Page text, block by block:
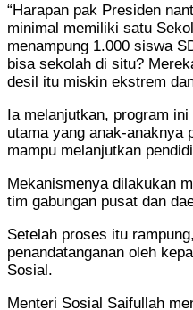
“Harapan pak Presiden
minimal memiliki satu
menampung 1.000 siswa
bisa sekolah di situ?
desil itu miskin ekstrem
Ia melanjutkan, program
utama yang anak-anaknya
mampu melanjutkan
Mekanismenya dilakukan
tim gabungan pusat dan
Setelah proses itu
penandatanganan oleh
Sosial.
Menteri Sosial Saifullah